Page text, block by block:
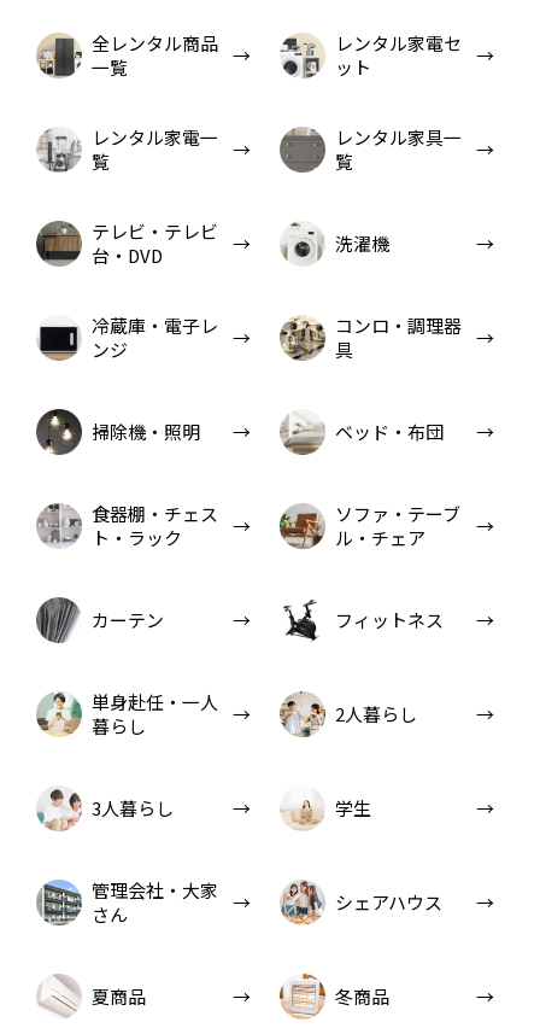
全レンタル商品
一覧
レンタル家電セ
ット
レンタル家電一
覧
レンタル家具一
覧
テレビ・テレビ
台・DVD
洗濯機
冷蔵庫・電子レ
ンジ
コンロ・調理器
具
掃除機・照明 ベッド・布団
食器棚・チェス
ト・ラック
ソファ・テーブ
ル・チェア
カーテン フィットネス
単身赴任・一人
暮らし
2人暮らし
3人暮らし 学生
管理会社・大家
さん
シェアハウス
夏商品 冬商品